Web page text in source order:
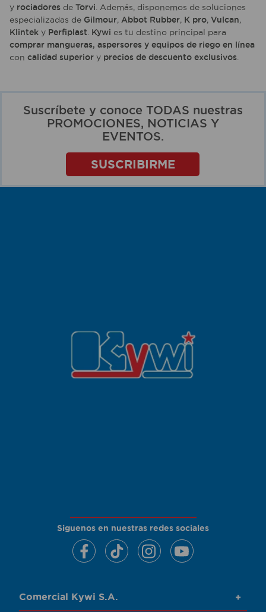
y rociadores de Torvi . Además, disponemos de soluciones
especializadas de Gilmour, Abbot Rubber, K pro, Vulcan,
Klintek y Perfiplast Kywi es tu destino principal para
comprar mangueras, aspersores y equipos de riego en línea
con calidad superior y precios de descuento exclusivos
Suscríbete y conoce TODAS nuestras
PROMOCIONES, NOTICIAS Y
EVENTOS.
SUSCRIBIRME
Siguenos en nuestras redes sociales
Comercial Kywi S.A. +